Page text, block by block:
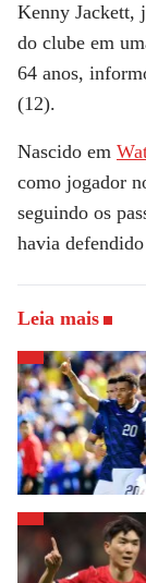
Kenny Jackett,
do clube em
64 anos,
(12).
Nascido em
como jogador
seguindo os
havia
Leia mais